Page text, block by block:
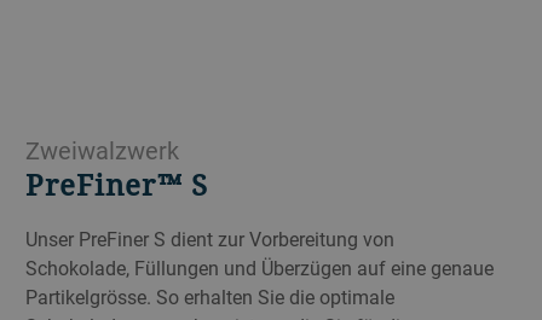
Zweiwalzwerk
PreFiner™ S
Unser PreFiner S dient zur Vorbereitung von
Schokolade, Füllungen und Überzügen auf eine genaue
Partikelgrösse. So erhalten Sie die optimale